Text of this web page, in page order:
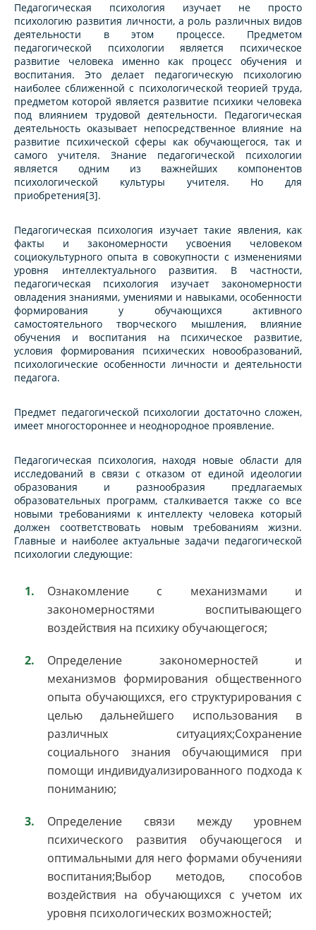
Педагогическая психология изучает не просто
психологию развития личности, а роль различных видов
деятельности в этом процессе. Предметом
педагогической психологии является психическое
развитие человека именно как процесс обучения и
воспитания. Это делает педагогическую психологию
наиболее сближенной с психологической теорией труда,
предметом которой является развитие психики человека
под влиянием трудовой деятельности. Педагогическая
деятельность оказывает непосредственное влияние на
развитие психической сферы как обучающегося, так и
самого учителя. Знание педагогической психологии
является одним из важнейших компонентов
психологической культуры учителя. Но для
приобретения[3].
Педагогическая психология изучает такие явления, как
факты и закономерности усвоения человеком
социокультурного опыта в совокупности с изменениями
уровня интеллектуального развития. В частности,
педагогическая психология изучает закономерности
овладения знаниями, умениями и навыками, особенности
формирования у обучающихся активного
самостоятельного творческого мышления, влияние
обучения и воспитания на психическое развитие,
условия формирования психических новообразований,
психологические особенности личности и деятельности
педагога.
Предмет педагогической психологии достаточно сложен,
имеет многостороннее и неоднородное проявление.
Педагогическая психология, находя новые области для
исследований в связи с отказом от единой идеологии
образования и разнообразия предлагаемых
образовательных программ, сталкивается также со все
новыми требованиями к интеллекту человека который
должен соответствовать новым требованиям жизни.
Главные и наиболее актуальные задачи педагогической
психологии следующие:
Ознакомление с механизмами и
закономерностями воспитывающего
воздействия на психику обучающегося;
Определение закономерностей и
механизмов формирования общественного
опыта обучающихся, его структурирования с
целью дальнейшего использования в
различных ситуациях;Сохранение
социального знания обучающимися при
помощи индивидуализированного подхода к
пониманию;
Определение связи между уровнем
психического развития обучающегося и
оптимальными для него формами обученияи
воспитания;Выбор методов, способов
воздействия на обучающихся с учетом их
уровня психологических возможностей;